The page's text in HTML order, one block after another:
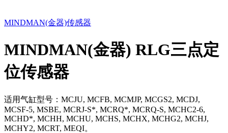
MINDMAN(金器)传感器
MINDMAN(金器) RLG三点定
位传感器
适用气缸型号：MCJU, MCFB, MCMJP, MCGS2, MCDJ,
MCSF-5, MSBE, MCRJ-S*, MCRQ*, MCRQ-S, MCHC2-6,
MCHD*, MCHH, MCHU, MCHS, MCHX, MCHG2, MCHJ,
MCHY2, MCRT, MEQI。